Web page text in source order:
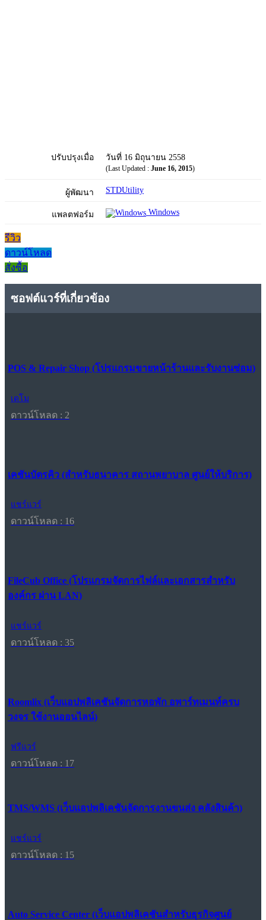
ปรับปรุงเมื่อ วันที่ 16 มิถุนายน 2558
(Last Updated : June 16, 2015)
ผู้พัฒนา STDUtility
แพลตฟอร์ม Windows
รีวิว
ดาวน์โหลด
สั่งซื้อ
ซอฟต์แวร์ที่เกี่ยวข้อง
POS & Repair Shop (โปรแกรมขายหน้าร้านและรับงานซ่อม)
เดโม
ดาวน์โหลด : 2
เคชันบัตรคิว (สำหรับธนาคาร สถานพยาบาล ศูนย์ให้บริการ)
แชร์แวร์
ดาวน์โหลด : 16
FileCub Office (โปรแกรมจัดการไฟล์และเอกสารสำหรับ
องค์กร ผ่าน LAN)
แชร์แวร์
ดาวน์โหลด : 35
Roomlix (เว็บแอปพลิเคชันจัดการหอพัก อพาร์ทเมนท์ครบ
วงจร ใช้งานออนไลน์)
ฟรีแวร์
ดาวน์โหลด : 17
TMS/WMS (เว็บแอปพลิเคชันจัดการงานขนส่ง คลังสินค้า)
แชร์แวร์
ดาวน์โหลด : 15
Auto Service Center (เว็บแอปพลิเคชันสำหรับธุรกิจศูนย์